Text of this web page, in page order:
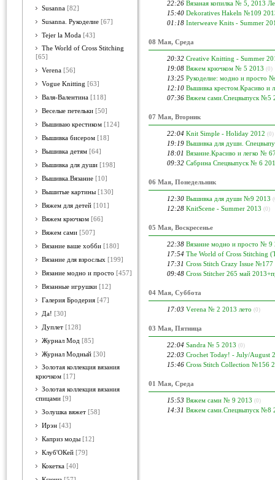
Susanna [82]
Susanna. Рукоделие [67]
Tejer la Moda [43]
The World of Cross Stitching
[65]
Verena [56]
Vogue Knitting [63]
Валя-Валентина [118]
Веселые петельки [50]
Вышиваю крестиком [124]
Вышивка бисером [18]
Вышивка детям [64]
Вышивка для души [198]
Вышивка.Вязание [10]
Вышитые картины [130]
Вяжем для детей [101]
Вяжем крючком [66]
Вяжем сами [507]
Вязание ваше хобби [180]
Вязание для взрослых [199]
Вязание модно и просто [457]
Вязанные игрушки [12]
Галерия Бродерия [47]
Да! [30]
Дуплет [128]
Журнал Мод [85]
Журнал Модный [30]
Золотая коллекция вязания
крючком [17]
Золотая коллекция вязания
спицами [9]
Золушка вяжет [58]
Ирэн [43]
Каприз моды [12]
Клуб'ОКей [79]
Кокетка [40]
22:26 Вязаная копилка № 5, 2013
15:40 Dekoratives Hakeln №109
01:18 Interweave Knits - Summer
08 Мая, Среда
20:32 Creative Knitting - Summer
19:08 Вяжем крючком № 5 2013 (0)
13:25 Рукоделие: модно и просто
12:10 Вышивка крестом.Красиво и
07:36 Вяжем сами.Спецвыпуск №5
07 Мая, Вторник
22:04 Knit Simple - Holiday 2012 (0)
19:19 Вышивка для души.
18:01 Вязание.Красиво и легко №
09:32 Сабрина Спецвыпуск № 6
06 Мая, Понедельник
12:30 Вышивка для души №9 2013
12:28 KnitScene - Summer 2013 (0)
05 Мая, Воскресенье
22:38 Вязание модно и просто № 9
17:54 The World of Cross Stitching
17:31 Cross Stitch Crazy Issue №177
09:48 Cross Stitcher 265 май
04 Мая, Суббота
17:03 Vеrеnа № 2 2013 лето (0)
03 Мая, Пятница
22:04 Sandra № 5 2013 (0)
22:03 Crochet Today! - July/August
15:46 Cross Stitch Collection №156
01 Мая, Среда
15:53 Вяжем сами № 9 2013 (0)
14:31 Вяжем cами.Спецвыпуск №8